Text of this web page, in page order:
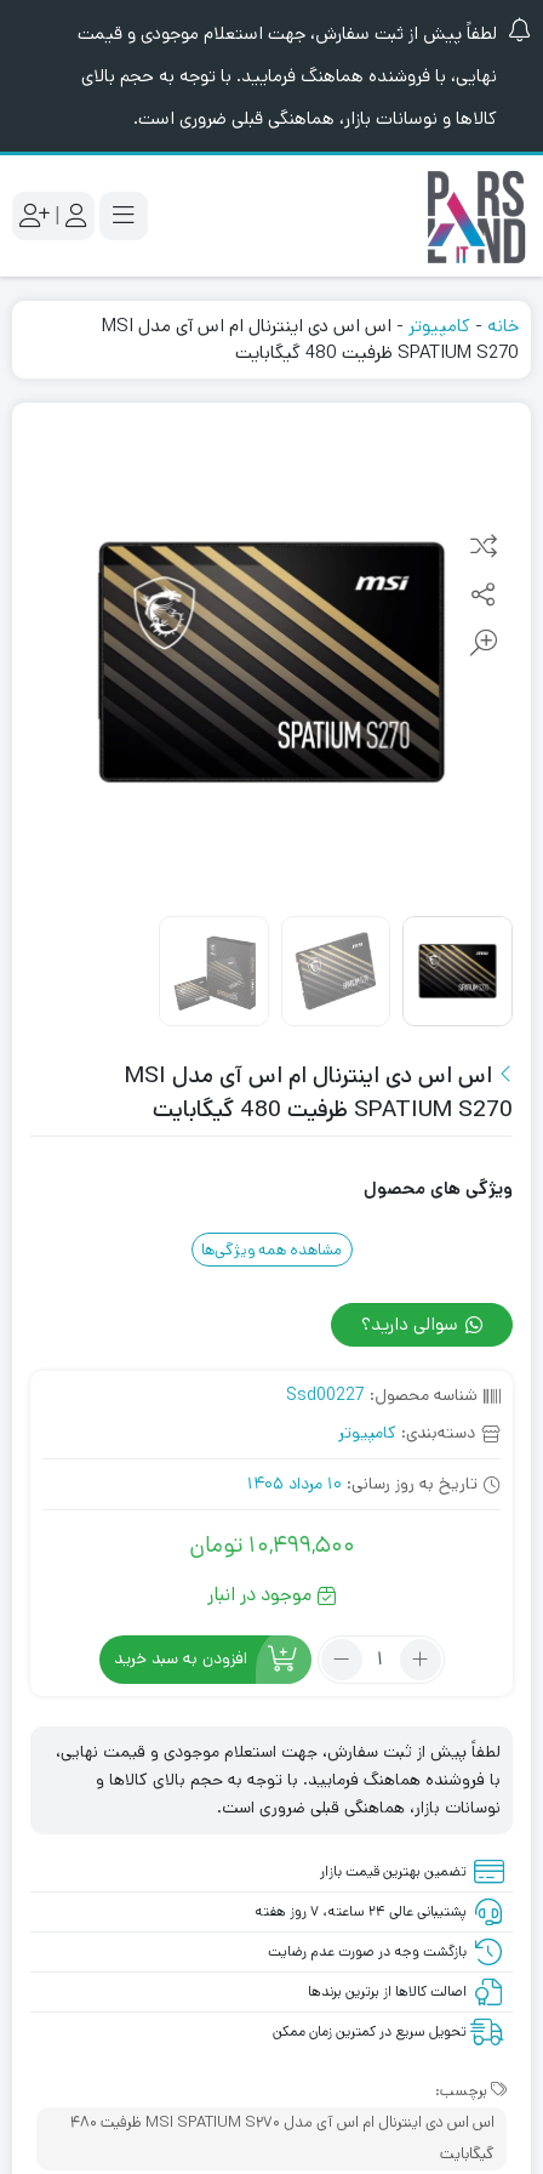
لطفاً پیش از ثبت سفارش، جهت استعلام موجودی و قیمت
نهایی، با فروشنده هماهنگ فرمایید. با توجه به حجم بالای
کالاها و نوسانات بازار، هماهنگی قبلی ضروری است.
|
خانه - کامپیوتر -
اس اس دی اینترنال ام اس آی مدل MSI
SPATIUM S270 ظرفیت 480 گیگابایت
اس اس دی اینترنال ام اس آی مدل MSI
SPATIUM S270 ظرفیت 480 گیگابایت
ویژگی های محصول
مشاهده همه ویژگی‌ها
سوالی دارید؟
شناسه محصول: Ssd00227
دسته‌بندی: کامپیوتر
تاریخ به روز رسانی: 10 مرداد 1405
10,499,500 تومان
موجود در انبار
تعداد:
اینترنال
ام
اس
مدل
MSI
S270
ظرفیت
480
افزودن به سبد خرید
لطفاً پیش از ثبت سفارش، جهت استعلام موجودی و قیمت نهایی،
با فروشنده هماهنگ فرمایید. با توجه به حجم بالای کالاها و
نوسانات بازار، هماهنگی قبلی ضروری است.
تضمین بهترین قیمت بازار
پشتیبانی عالی ۲۴ ساعته، ۷ روز هفته
بازگشت وجه در صورت عدم رضایت
اصالت کالاها از برترین برندها
تحویل سریع در کمترین زمان ممکن
برچسب:
اس اس دی اینترنال ام اس آی مدل MSI SPATIUM S270 ظرفیت 480
گیگابایت